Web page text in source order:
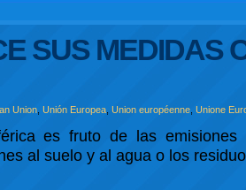
SUS MEDIDAS
Union ,Unión Europea ,Union européenne ,Unione
es fruto de las emisiones
al suelo y al agua o los